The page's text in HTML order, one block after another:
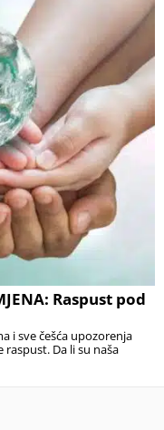
Raspust pod
i sve češća upozorenja
Da li su naša